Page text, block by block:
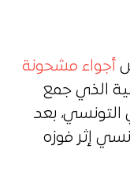
أجواء مشحونة
الذي جمع
التونسي، بعد
إثر فوزه